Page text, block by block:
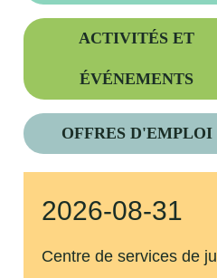
ACTIVITÉS ET
ÉVÉNEMENTS
OFFRES D'EMPLOI
2026-08-31
Centre de services de